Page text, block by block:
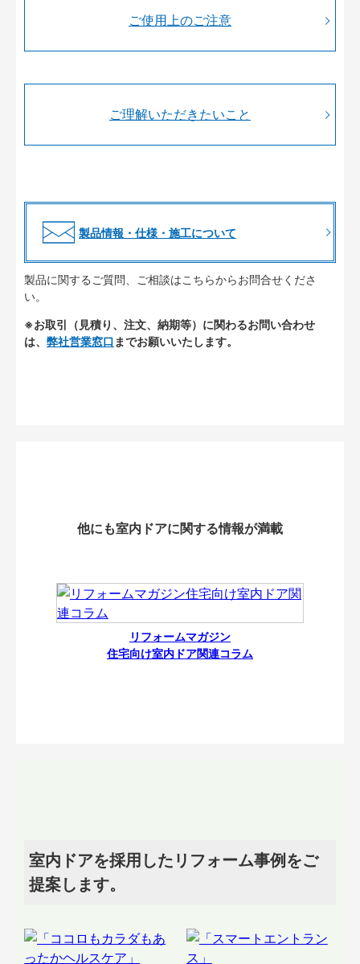
ご使用上のご注意
ご理解いただきたいこと
製品情報・仕様・施工について
製品に関するご質問、ご相談はこちらからお問合せくださ
い。
※お取引（見積り、注文、納期等）に関わるお問い合わせ
は、 弊社営業窓口 までお願いいたします。
他にも室内ドアに関する情報が満載
リフォームマガジン
住宅向け室内ドア関連コラム
室内ドアを採用したリフォーム事例をご
提案します。